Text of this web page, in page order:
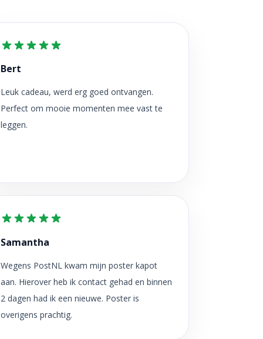
Bert
Leuk cadeau, werd erg goed ontvangen.
Perfect om mooie momenten mee vast te
leggen.
Samantha
Wegens PostNL kwam mijn poster kapot
aan. Hierover heb ik contact gehad en binnen
2 dagen had ik een nieuwe. Poster is
overigens prachtig.